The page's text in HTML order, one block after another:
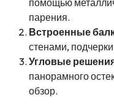
парения.
Встроенные
стенами,
Угловые
панорамного
обзор.